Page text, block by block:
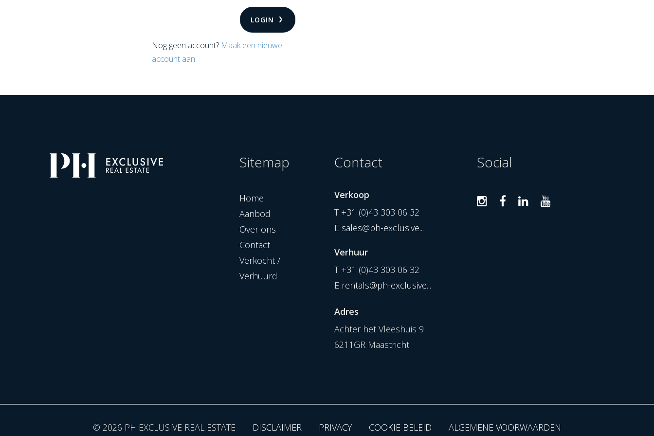
LOGIN
Nog geen account? Maak een nieuwe
account aan
Sitemap
Home
Aanbod
Over ons
Contact
Verkocht /
Verhuurd
Contact
Verkoop
T +31 (0)43 303 06 32
E sales@ph-exclusive...
Verhuur
T +31 (0)43 303 06 32
E rentals@ph-exclusive...
Adres
Achter het Vleeshuis 9
6211GR Maastricht
Social
© 2026 PH EXCLUSIVE REAL ESTATE DISCLAIMER PRIVACY COOKIE BELEID ALGEMENE VOORWAARDEN